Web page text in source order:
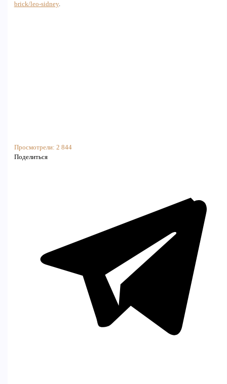
brick/leo-sidney.
Просмотрели: 2 844
Поделиться